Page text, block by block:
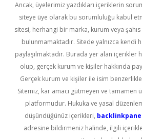
Ancak, üyelerimiz yazdıkları içeriklerin
siteye üye olarak bu sorumluluğu kabul
sitesi, herhangi bir marka, kurum veya
bulunmamaktadır. Sitede yalnızca kendi
paylaşılmaktadır. Burada yer alan içerikler
olup, gerçek kurum ve kişiler hakkında
Gerçek kurum ve kişiler ile isim
Sitemiz, kar amacı gütmeyen ve tamamen
platformudur. Hukuka ve yasal
düşündüğünüz içerikleri,
adresine bildirmeniz halinde, ilgili